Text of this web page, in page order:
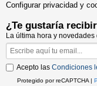
Configurar privacidad y
¿Te gustaría
La última hora y
Acepto las Condiciones
Protegido por reCAPTCHA |